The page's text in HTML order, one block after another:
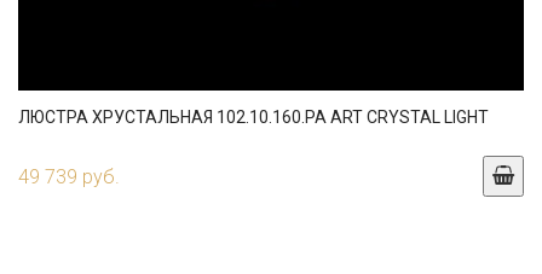
ЛЮСТРА ХРУСТАЛЬНАЯ 102.10.160.PA ART CRYSTAL LIGHT
49 739 руб.